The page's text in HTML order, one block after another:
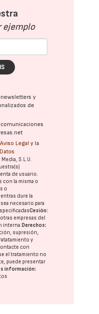
ejemplo
y
de
Aviso Legal y la
S.L.U.
de usuario.
con la misma o
o
dure la
necesario para
Cesión:
empresas del
interna.Derechos:
supresión,
y
con
el tratamiento no
puede presentar
información: